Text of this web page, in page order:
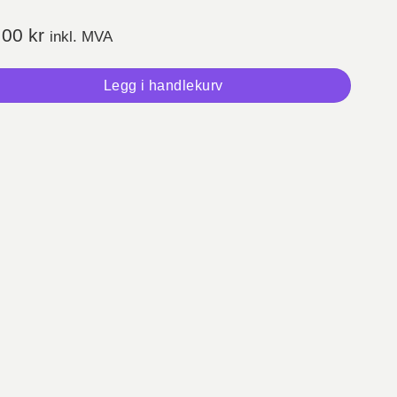
kr inkl. MVA
Legg i handlekurv